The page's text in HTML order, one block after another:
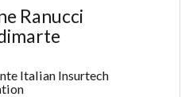
Ranucci
Italian Insurtech